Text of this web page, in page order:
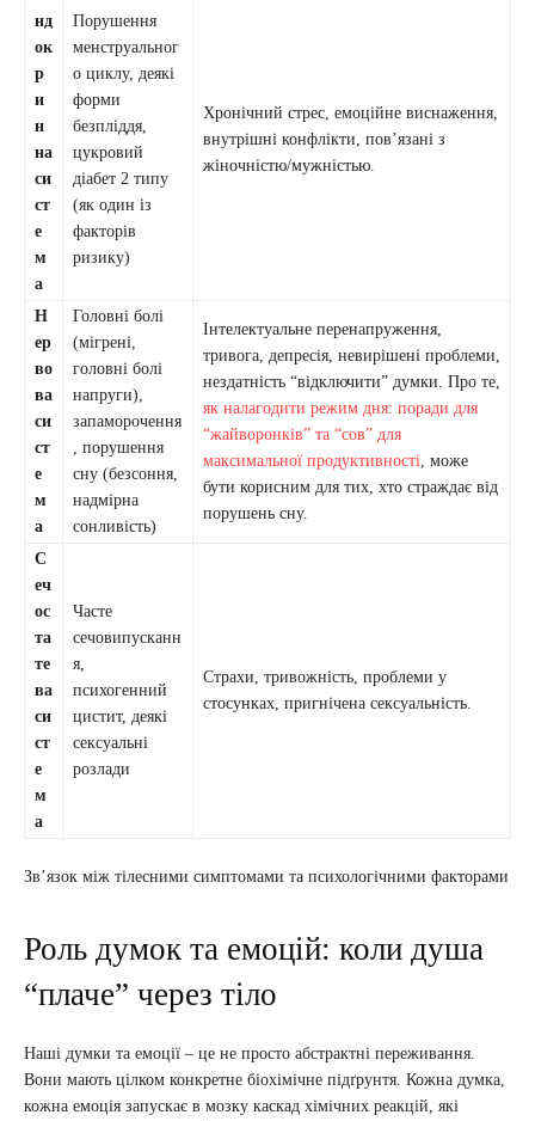
нд
ок
р
и
н
на
си
ст
е
м
а
Порушення
менструальног
о циклу, деякі
форми
безпліддя,
цукровий
діабет 2 типу
(як один із
факторів
ризику)
Хронічний стрес, емоційне виснаження,
внутрішні конфлікти, пов’язані з
жіночністю/мужністью.
Н
ер
во
ва
си
ст
е
м
а
Головні болі
(мігрені,
головні болі
напруги),
запаморочення
, порушення
сну (безсоння,
надмірна
сонливість)
Інтелектуальне перенапруження,
тривога, депресія, невирішені проблеми,
нездатність “відключити” думки. Про те,
як налагодити режим дня: поради для
“жайворонків” та “сов” для
максимальної продуктивності , може
бути корисним для тих, хто страждає від
порушень сну.
С
еч
ос
та
те
ва
си
ст
е
м
а
Часте
сечовипусканн
я,
психогенний
цистит, деякі
сексуальні
розлади
Страхи, тривожність, проблеми у
стосунках, пригнічена сексуальність.
Зв’язок між тілесними симптомами та психологічними факторами
Роль думок та емоцій: коли душа
“плаче” через тіло
Наші думки та емоції – це не просто абстрактні переживання.
Вони мають цілком конкретне біохімічне підґрунтя. Кожна думка,
кожна емоція запускає в мозку каскад хімічних реакцій, які